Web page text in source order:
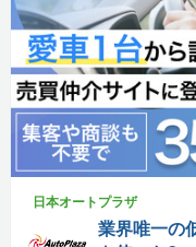
日本オートプラザ
業界唯一の